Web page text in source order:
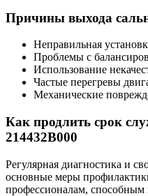
Причины выхода
Неправильная
Проблемы с
Использование
Частые перегревы
Механические
Как продлить срок
214432B000
Регулярная диагностика и
основные меры
профессионалам, способным